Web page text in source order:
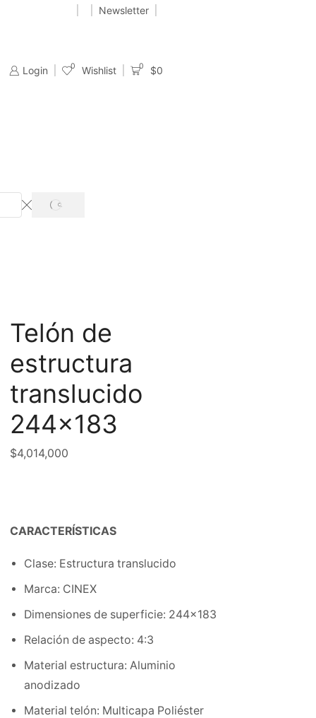
TENEMOS PUNTOS DE VENTA EN CALI, BOGOTÁ Y MEDELLÍN
Newsletter
Login 0 Wishlist 0 $0
SEARCH
Telón de
estructura
translucido
244×183
$4,014,000
CARACTERÍSTICAS
Clase: Estructura translucido
Marca: CINEX
Dimensiones de superficie: 244×183
Relación de aspecto: 4:3
Material estructura: Aluminio
anodizado
Material telón: Multicapa Poliéster